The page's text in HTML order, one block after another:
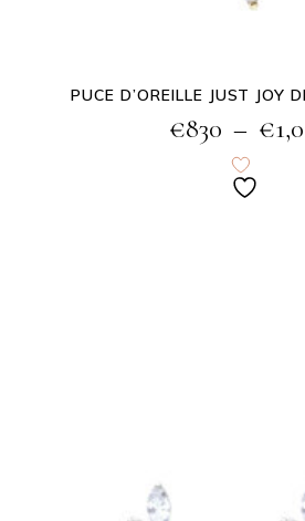
PUCE D’OREILLE JUST JOY
€830 – €